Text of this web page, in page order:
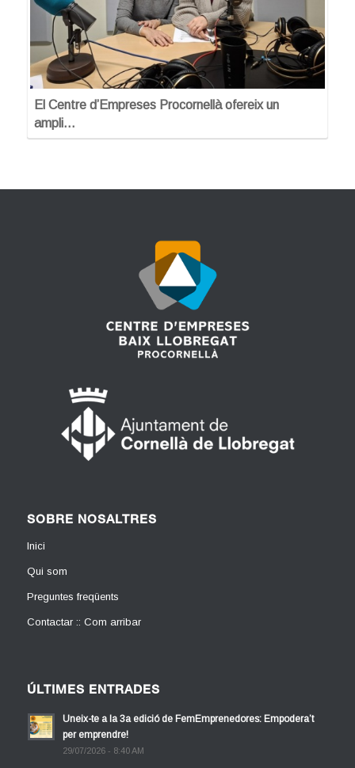
El Centre d’Empreses Procornellà ofereix un
ampli…
SOBRE NOSALTRES
Inici
Qui som
Preguntes freqüents
Contactar :: Com arribar
ÚLTIMES ENTRADES
Uneix-te a la 3a edició de FemEmprenedores: Empodera’t
per emprendre!
29/07/2026 - 8:40 AM